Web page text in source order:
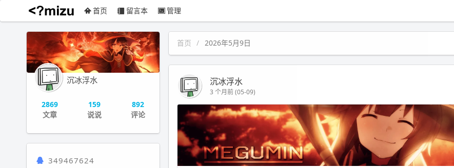
沉冰浮水 首页 留言本 管理
首页 2026年5月9日
沉冰浮水
3 个月前 (05-09)
沉冰浮水
2869
文章
159
说说
892
评论
349467624